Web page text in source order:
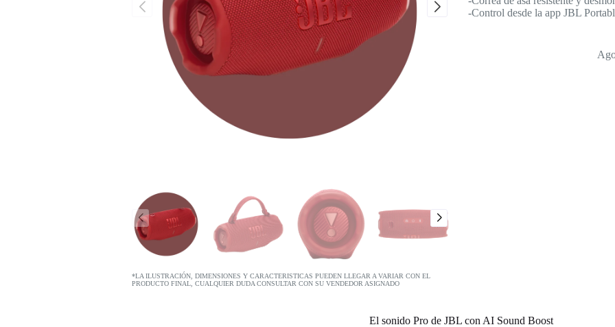
*LA ILUSTRACIÓN, DIMENSIONES Y CARACTERISTICAS PUEDEN LLEGAR A VARIAR CON EL
PRODUCTO FINAL, CUALQUIER DUDA CONSULTAR CON SU VENDEDOR ASIGNADO
-Control desde la app JBL
El sonido Pro de JBL con AI Sound Boost